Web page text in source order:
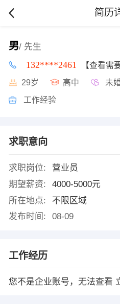
简历
男/ 先生
132****2461 【查看需
29岁 高中 未
工作经验
求职意向
求职岗位:
营业员
期望薪资:
4000-5000元
所在地点:
不限区域
发布时间:
08-09
工作经历
您不是企业账号，无法查看